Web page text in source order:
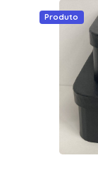
Produto